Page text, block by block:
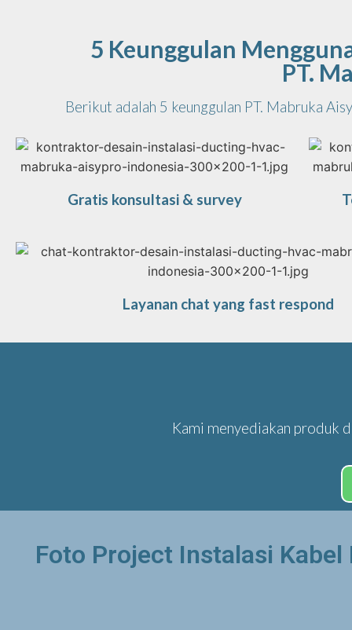
5 Keunggulan
PT.
Berikut adalah 5 keunggulan PT. Mabruka
Gratis konsultasi & survey
Layanan chat yang fast respond
Kami menyediakan produk
Foto Project Instalasi